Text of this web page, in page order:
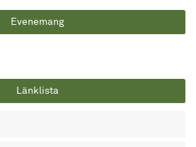
Evenemang
Länklista